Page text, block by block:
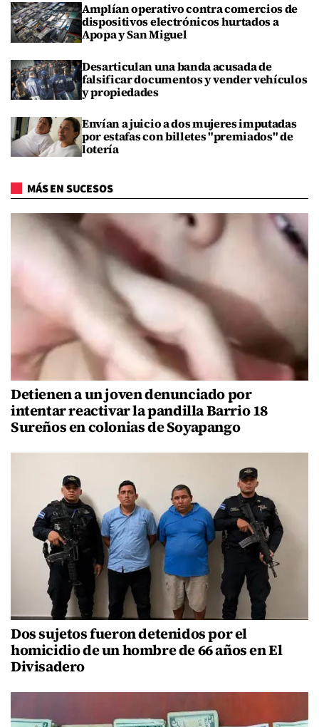
Amplían operativo contra comercios de
dispositivos electrónicos hurtados a
Apopa y San Miguel
Desarticulan una banda acusada de
falsificar documentos y vender vehículos
y propiedades
Envían a juicio a dos mujeres imputadas
por estafas con billetes "premiados" de
lotería
MÁS EN SUCESOS
Detienen a un joven denunciado por
intentar reactivar la pandilla Barrio 18
Sureños en colonias de Soyapango
Dos sujetos fueron detenidos por el
homicidio de un hombre de 66 años en El
Divisadero